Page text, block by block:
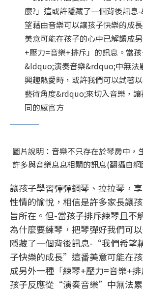
麼?」這或許隱藏了一個背後訊
望藉由音樂可以讓孩子快樂的成
美意可能在孩子的心中已解讀成
+壓力=音樂+排斥」的訊息。當
&ldquo;演奏音樂&rdquo;中無法
興趣熱愛時，或許我們可以試著
藝術角度&rdquo;來切入音樂，
同的感官方
圖片說明：音樂不只存在於琴房中，
許多與音樂息息相關的訊息(翻攝自網
讓孩子學習彈彈鋼琴、拉拉琴，
性情的愉悅，相信是許多家長讓
旨所在。但-當孩子排斥練琴且不
為什麼要練琴，把琴彈好我們可
隱藏了一個背後訊息-“我們希望
子快樂的成長”這番美意可能在
成另外一種「練琴+壓力=音樂+
孩子反應從“演奏音樂”中無法